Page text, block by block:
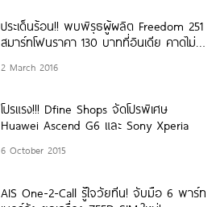
ประเด็นร้อน!! พบพิรุธผู้ผลิต Freedom 251
สมาร์ทโฟนราคา 130 บาทที่อินเดีย คาดไม่มี
2 March 2016
โปรแรง!!! Dfine Shops จัดโปรพิเศษ
Huawei Ascend G6 และ Sony Xperia
6 October 2015
AIS One-2-Call รู้ใจวัยทีน! จับมือ 6 พาร์ท